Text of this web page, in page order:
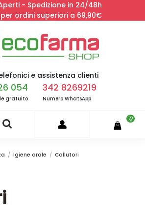
- Spedizione in 24/48h
ordini superiori a 69,90€
e assistenza clienti
054
gratuito
342 8269219
Numero WhatsApp
0
Igiene orale Collutori